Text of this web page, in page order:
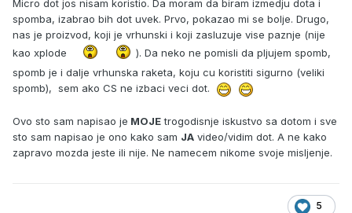
Micro dot jos nisam koristio. Da moram da biram izmedju dota i
spomba, izabrao bih dot uvek. Prvo, pokazao mi se bolje. Drugo,
nas je proizvod, koji je vrhunski i koji zasluzuje vise paznje (nije
kao xplode
). Da neko ne pomisli da pljujem spomb,
spomb je i dalje vrhunska raketa, koju cu koristiti sigurno (veliki
spomb), sem ako CS ne izbaci veci dot.
Ovo sto sam napisao je MOJEtrogodisnje iskustvo sa dotom i sve
sto sam napisao je ono kako sam JA video/vidim dot. A ne kako
zapravo mozda jeste ili nije. Ne namecem nikome svoje misljenje.
5